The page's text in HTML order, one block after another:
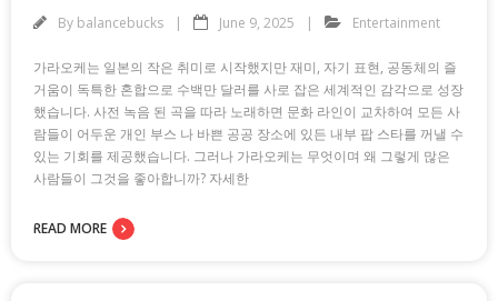
By balancebucks June 9, 2025 Entertainment
가라오케는 일본의 작은 취미로 시작했지만 재미, 자기 표현, 공동체의 즐
거움이 독특한 혼합으로 수백만 달러를 사로 잡은 세계적인 감각으로 성장
했습니다. 사전 녹음 된 곡을 따라 노래하면 문화 라인이 교차하여 모든 사
람들이 어두운 개인 부스 나 바쁜 공공 장소에 있든 내부 팝 스타를 꺼낼 수
있는 기회를 제공했습니다. 그러나 가라오케는 무엇이며 왜 그렇게 많은
사람들이 그것을 좋아합니까? 자세한
READ MORE